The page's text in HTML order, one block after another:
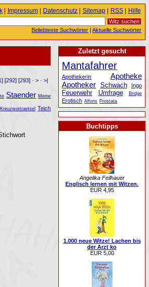
] [292] [293] · >· >|
Staender Meine
Kreuzwortraetsel Teich
| Impressum| Datenschutz| Sitemap| RSS| Hilfe
Beliebteste Suchwörter |Aktuelle Suchwörter
Zuletzt gesucht
Mantafahrer
Apothekerin
Apotheke
Apotheker Schwach Ingo
Feuerwehr Umfrage Bridge
Erotisch Alfons Prostata
Buchtipps
Angelika Feilhauer
Englisch lernen mit Witzen.
EUR 4,95
1.000 neue Witze! Lachen bis
der Arzt ko
EUR 5,00